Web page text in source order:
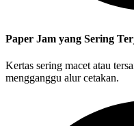
Paper Jam yang Sering
Kertas sering macet atau
mengganggu alur cetakan.